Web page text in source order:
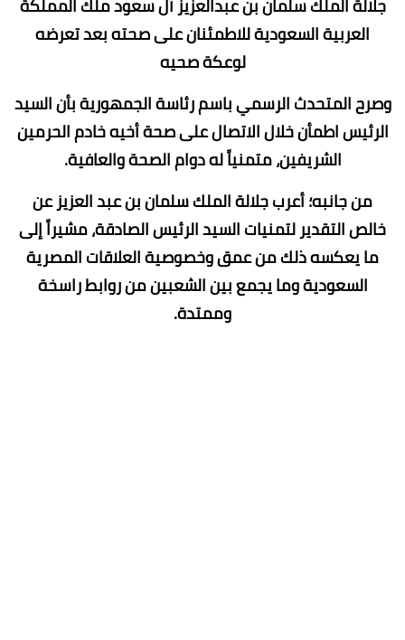
العربية السعودية للاطمئنان على صحته بعد تعرضه
لوعكة صحيه
وصرح المتحدث الرسمي باسم رئاسة الجمهورية بأن السيد
الرئيس اطمأن خلال الاتصال على صحة أخيه خادم الحرمين
الشريفين، متمنياً له دوام الصحة والعافية.
من جانبه؛ أعرب جلالة الملك سلمان بن عبد العزيز عن
خالص التقدير لتمنيات السيد الرئيس الصادقة، مشيراً إلى
ما يعكسه ذلك من عمق وخصوصية العلاقات المصرية
السعودية وما يجمع بين الشعبين من روابط راسخة
وممتدة.